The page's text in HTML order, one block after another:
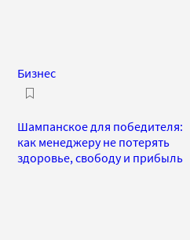
Бизнес
Шампанское для победителя:
как менеджеру не потерять
здоровье, свободу и прибыль